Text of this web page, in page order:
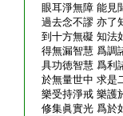
眼耳淨無障 能見
過去念不謬 亦了
到十方無礙 知法
得無漏智慧 爲調
具功徳智慧 爲利
於無量世中 求是
樂受持淨戒 樂護
修集眞實光 爲於